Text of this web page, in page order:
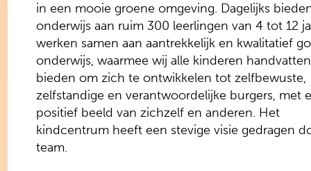
in een mooie groene omgeving. Dagelijks
onderwijs aan ruim 300 leerlingen van 4 tot 12
werken samen aan aantrekkelijk en kwalitatief
onderwijs, waarmee wij alle kinderen handvatten
bieden om zich te ontwikkelen tot zelfbewuste,
zelfstandige en verantwoordelijke burgers, met
positief beeld van zichzelf en anderen. Het
kindcentrum heeft een stevige visie gedragen
team.